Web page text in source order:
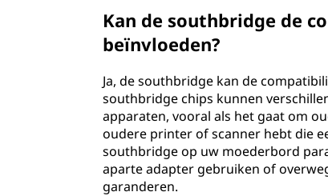
Kan de southbridge de
beïnvloeden?
Ja, de southbridge kan de
southbridge chips kunnen
apparaten, vooral als het gaat om
oudere printer of scanner hebt die
southbridge op uw moederbord
aparte adapter gebruiken of
garanderen.